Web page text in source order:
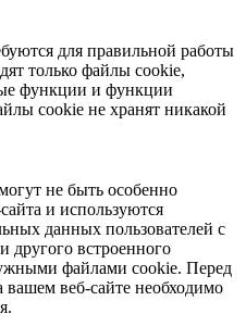
для правильной работы
только файлы cookie,
функции и функции
cookie не хранят никакой
не быть особенно
и используются
данных пользователей с
встроенного
файлами cookie. Перед
вашем веб-сайте необходимо